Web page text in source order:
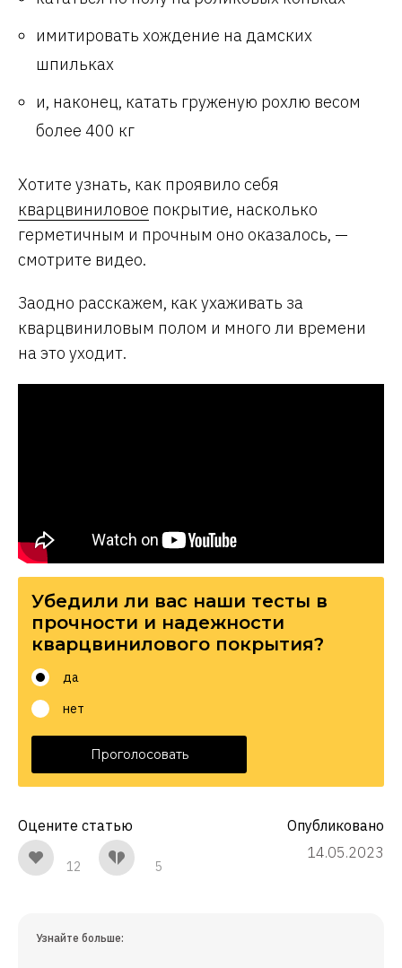
имитировать хождение на дамских
шпильках
и, наконец, катать груженую рохлю весом
более 400 кг
Хотите узнать, как проявило себя
кварцвиниловое покрытие, насколько
герметичным и прочным оно оказалось, —
смотрите видео.
Заодно расскажем, как ухаживать за
кварцвиниловым полом и много ли времени
на это уходит.
Убедили ли вас наши тесты в
прочности и надежности
кварцвинилового покрытия?
да
нет
Проголосовать
Оцените статью
12 5
Опубликовано
14.05.2023
Узнайте больше: